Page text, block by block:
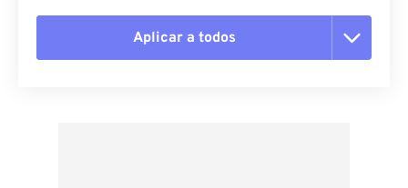
Aplicar a todos